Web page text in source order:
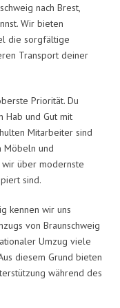
nach Brest,
Wir bieten
die sorgfältige
Transport deiner
Priorität. Du
Hab und Gut mit
Mitarbeiter sind
Möbeln und
über modernste
sind.
kennen wir uns
von Braunschweig
Umzug viele
diesem Grund bieten
während des